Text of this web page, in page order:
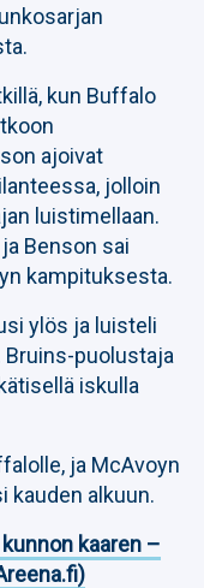
kun Buffalo
ajoivat
jolloin
luistimellaan.
Benson sai
kampituksesta.
ylös ja luisteli
puolustaja
iskulla
ja McAvoyn
kauden alkuun.
kaaren –